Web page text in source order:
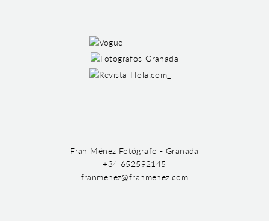
Fran Ménez Fotógrafo - Granada
+34 652592145
franmenez@franmenez.com